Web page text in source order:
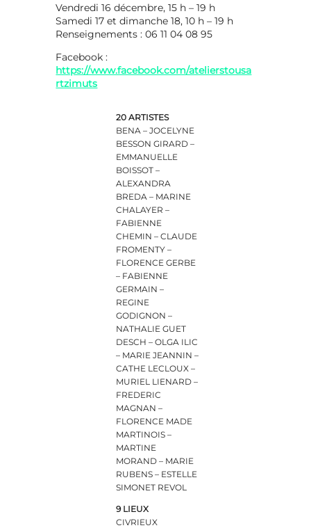
Vendredi 16 décembre, 15 h – 19 h
Samedi 17 et dimanche 18, 10 h – 19 h
Renseignements : 06 11 04 08 95
Facebook :
https://www.facebook.com/atelierstousa
rtzimuts
20 ARTISTES
BENA – JOCELYNE
BESSON GIRARD –
EMMANUELLE
BOISSOT –
ALEXANDRA
BREDA – MARINE
CHALAYER –
FABIENNE
CHEMIN – CLAUDE
FROMENTY –
FLORENCE GERBE
– FABIENNE
GERMAIN –
REGINE
GODIGNON –
NATHALIE GUET
DESCH – OLGA ILIC
– MARIE JEANNIN –
CATHE LECLOUX –
MURIEL LIENARD –
FREDERIC
MAGNAN –
FLORENCE MADE
MARTINOIS –
MARTINE
MORAND – MARIE
RUBENS – ESTELLE
SIMONET REVOL
9 LIEUX
CIVRIEUX